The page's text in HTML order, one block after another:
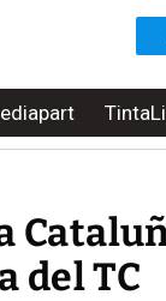
del TC